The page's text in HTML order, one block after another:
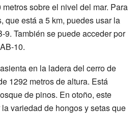
sobre el nivel del mar. Para
que está a 5 km, puedes usar la
9. También se puede acceder por
10.
en la ladera del cerro de
1292 metros de altura. Está
de pinos. En otoño, este
variedad de hongos y setas que